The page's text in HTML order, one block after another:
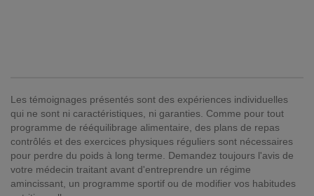
Les témoignages présentés sont des expériences individuelles
qui ne sont ni caractéristiques, ni garanties. Comme pour tout
programme de rééquilibrage alimentaire, des plans de repas
contrôlés et des exercices physiques réguliers sont nécessaires
pour perdre du poids à long terme. Demandez toujours l'avis de
votre médecin traitant avant d'entreprendre un régime
amincissant, un programme sportif ou de modifier vos habitudes